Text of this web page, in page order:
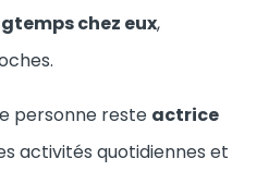
chez eux,
personne reste actrice
activités quotidiennes et